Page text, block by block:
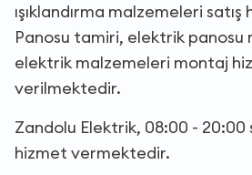
ışıklandırma malzemeleri
Panosu tamiri, elektrik
elektrik malzemeleri montaj
verilmektedir.
Zandolu Elektrik, 08:00 - 20:00
hizmet vermektedir.